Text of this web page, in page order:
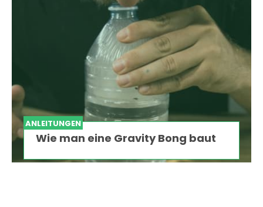
ANLEITUNGEN
Wie man eine Gravity Bong baut